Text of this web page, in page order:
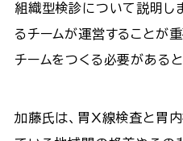
組織型検診について説明し
るチームが運営することが
チームをつくる必要があると
加藤氏は、胃X線検査と胃